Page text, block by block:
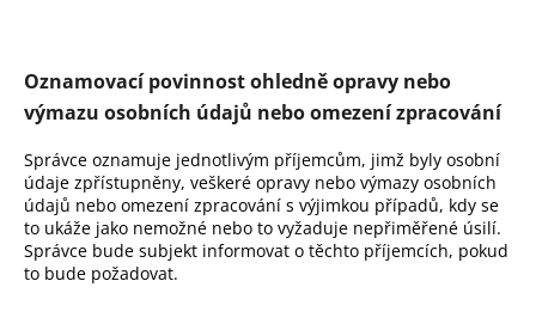
Oznamovací povinnost ohledně opravy nebo
výmazu osobních údajů nebo omezení zpracování
Správce oznamuje jednotlivým příjemcům, jimž byly osobní
údaje zpřístupněny, veškeré opravy nebo výmazy osobních
údajů nebo omezení zpracování s výjimkou případů, kdy se
to ukáže jako nemožné nebo to vyžaduje nepřiměřené úsilí.
Správce bude subjekt informovat o těchto příjemcích, pokud
to bude požadovat.